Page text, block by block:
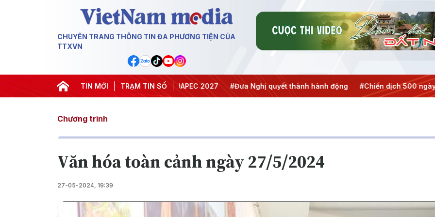
CHUYÊN TRANG THÔNG TIN ĐA PHƯƠNG TIỆN CỦA
TTXVN
TIN MỚI TRẠM TIN SỐ
#Hội nghị Trung ương 3 #APEC 2027 #Đưa Nghị quyết thành hành động #Chiến dịch 500 ngày đêm
Chương trình
Văn hóa toàn cảnh ngày 27/5/2024
27-05-2024, 19:39